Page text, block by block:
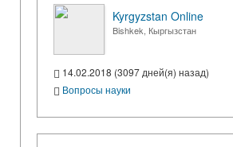
Kyrgyzstan Online
Bishkek, Кыргызстан
14.02.2018 (3097 дней(я) назад)
Вопросы науки